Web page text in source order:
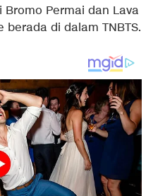
Permai dan Lava
di dalam TNBTS.